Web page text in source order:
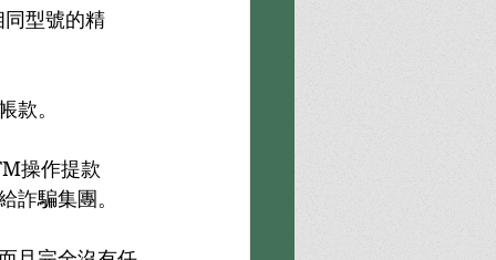
型號的精
款。
操作提款
詐騙集團。